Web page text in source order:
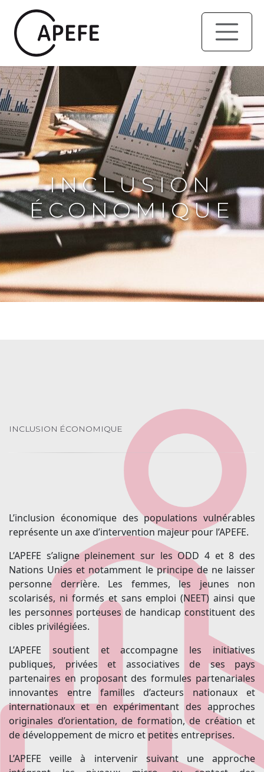
INCLUSION
ÉCONOMIQUE
INCLUSION ÉCONOMIQUE
L’inclusion économique des populations vulnérables
représente un axe d’intervention majeur pour l’APEFE.
L’APEFE s’aligne pleinement sur les ODD 4 et 8 des
Nations Unies et notamment le principe de ne laisser
personne derrière. Les femmes, les jeunes non
scolarisés, ni formés et sans emploi (NEET) ainsi que
les personnes porteuses de handicap constituent des
cibles privilégiées.
L’APEFE soutient et accompagne les initiatives
publiques, privées et associatives de ses pays
partenaires en proposant des formules partenariales
innovantes entre familles d’acteurs nationaux et
internationaux et en expérimentant des approches
originales d’orientation, de formation, de création et
de développement de micro et petites entreprises.
L’APEFE veille à intervenir suivant une approche